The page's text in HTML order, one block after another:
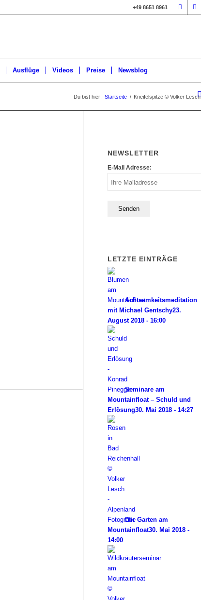
+49 8651 8961
Ausflüge Videos Preise Newsblog
Du bist hier: Startseite / Kneifelspitze © Volker Lesch
NEWSLETTER
E-Mail Adresse:
LETZTE EINTRÄGE
Achtsamkeitsmeditation
mit Michael Gentschy23.
August 2018 - 16:00
Seminare am
Mountainfloat – Schuld und
Erlösung30. Mai 2018 - 14:27
Der Garten am
Mountainfloat30. Mai 2018 -
14:00